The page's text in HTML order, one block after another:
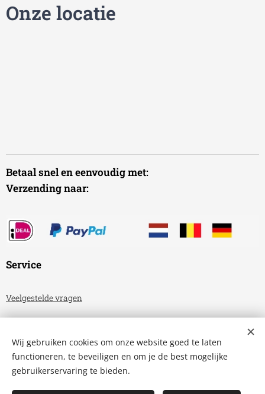
Onze locatie
Betaal snel en eenvoudig met:
Verzending naar:
Service
Veelgestelde vragen
Privacyverklaring
Wij gebruiken cookies om onze website goed te laten
functioneren, te beveiligen en om je de best mogelijke
gebruikerservaring te bieden.